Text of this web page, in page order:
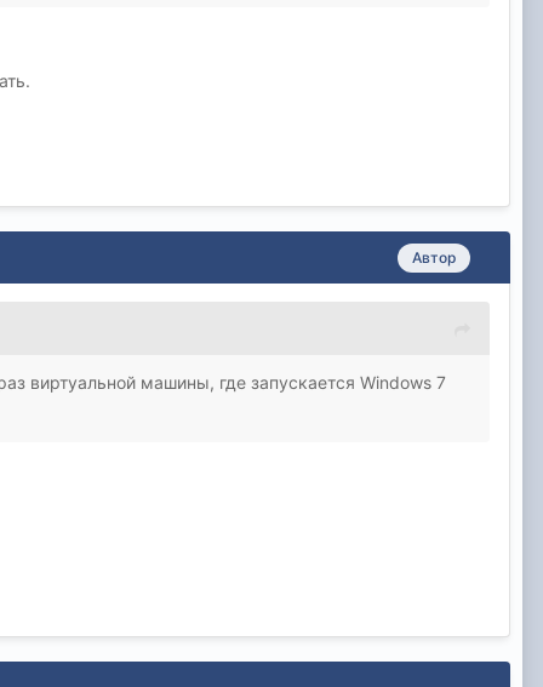
Автор
виртуальной машины, где запускается Windows 7